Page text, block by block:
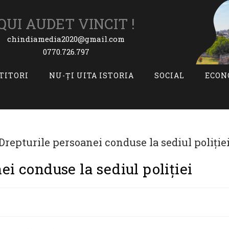
AUDET VINCIT !
chindiamedia2020@gmail.com
0770.726.797
NU-ȚI UITA ISTORIA SOCIAL
conduse la sediul poliției